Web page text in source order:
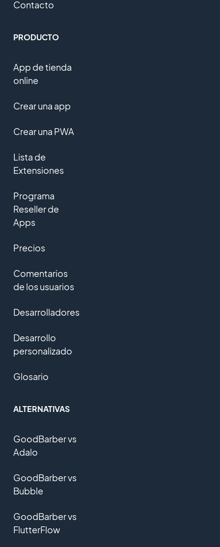
Contacto
PRODUCTO
App de tienda
online
Crear una app
Crear una PWA
Lista de
Extensiones
Programa
Reseller de
Apps
Precios
Comentarios
de los usuarios
Desarrolladores
Desarrollo
personalizado
Glosario
ALTERNATIVAS
GoodBarber vs
Adalo
GoodBarber vs
Bubble
GoodBarber vs
FlutterFlow